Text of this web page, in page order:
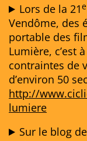
Lors de la 21e
Vendôme, des
portable des
Lumière, c’est
contraintes de
d’environ 50
http://
lumiere
Sur le blog